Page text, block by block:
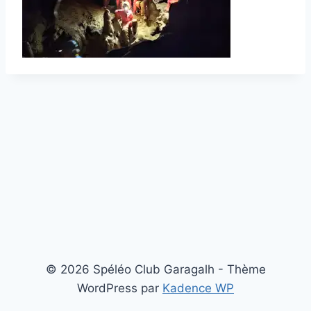
© 2026 Spéléo Club Garagalh - Thème
WordPress par Kadence WP